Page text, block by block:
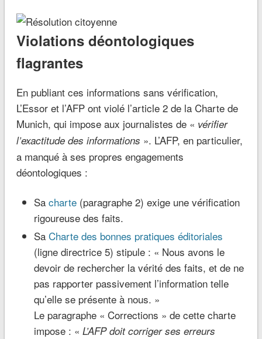
Violations déontologiques
flagrantes
En publiant ces informations sans vérification,
L’Essor et l’AFP ont violé l’article 2 de la Charte de
Munich, qui impose aux journalistes de « vérifier
l’exactitude des informations ». L’AFP, en particulier,
a manqué à ses propres engagements
déontologiques :
Sa charte(paragraphe 2) exige une vérification
rigoureuse des faits.
Sa Charte des bonnes pratiques éditoriales
(ligne directrice 5) stipule : « Nous avons le
devoir de rechercher la vérité des faits, et de ne
pas rapporter passivement l’information telle
qu’elle se présente à nous. »
Le paragraphe « Corrections » de cette charte
impose : « L’AFP doit corriger ses erreurs